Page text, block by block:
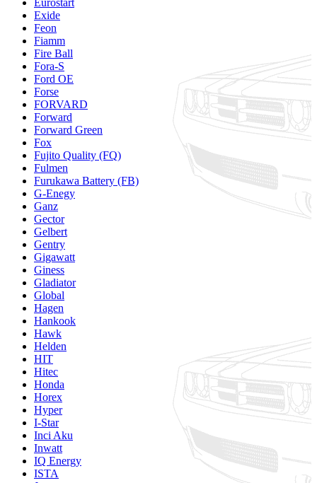
Eurostart
Exide
Feon
Fiamm
Fire Ball
Fora-S
Ford OE
Forse
FORVARD
Forward
Forward Green
Fox
Fujito Quality (FQ)
Fulmen
Furukawa Battery (FB)
G-Enegy
Ganz
Gector
Gelbert
Gentry
Gigawatt
Giness
Gladiator
Global
Hagen
Hankook
Hawk
Helden
HIT
Hitec
Honda
Horex
Hyper
I-Star
Inci Aku
Inwatt
IQ Energy
ISTA